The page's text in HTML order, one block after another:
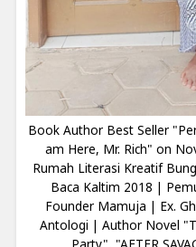
Book Author Best Seller
am Here, Mr. Rich" on
Rumah Literasi Kreatif
Baca Kaltim 2018 |
Founder Mamuja | Ex.
Antologi | Author Novel